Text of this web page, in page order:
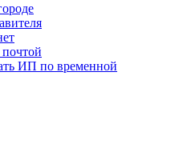
ИП по временной